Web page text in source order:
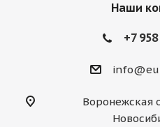
Наши
+7
Воронежская